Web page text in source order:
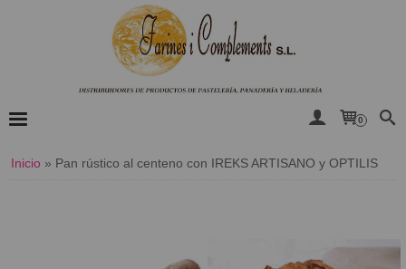
0
Inicio » Pan rústico al centeno con IREKS ARTISANO y OPTILIS